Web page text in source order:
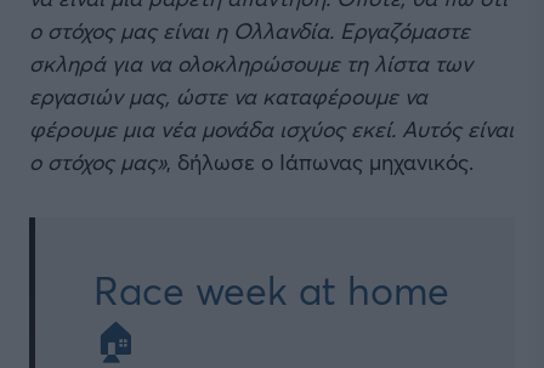
ο στόχος μας είναι η Ολλανδία. Εργαζόμαστε
σκληρά για να ολοκληρώσουμε τη λίστα των
εργασιών μας, ώστε να καταφέρουμε να
φέρουμε μια νέα μονάδα ισχύος εκεί. Αυτός είναι
ο στόχος μας», δήλωσε ο Ιάπωνας μηχανικός.
Race week at home
🏠